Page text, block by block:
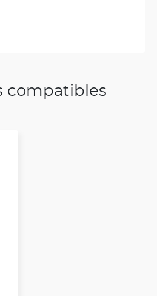
compatibles